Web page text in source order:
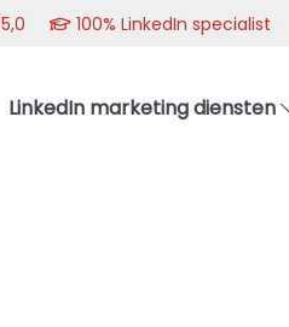
5,0 100% LinkedIn specialist
LinkedIn marketing diensten